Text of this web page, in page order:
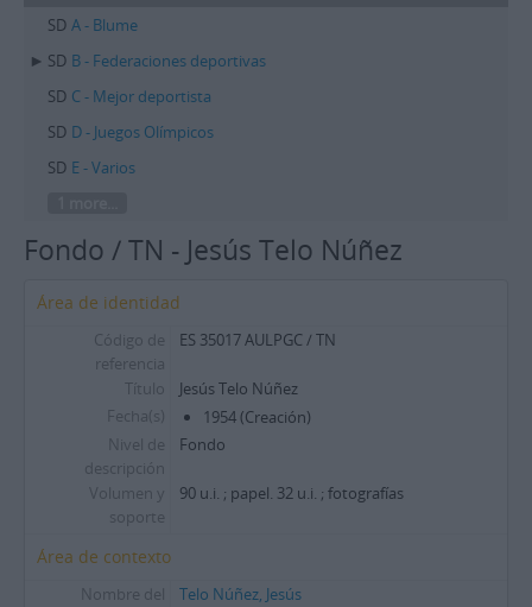
SD A - Blume
SD B - Federaciones deportivas
SD C - Mejor deportista
SD D - Juegos Olímpicos
SD E - Varios
Fondo / TN - Jesús Telo Núñez
Área de identidad
Código de
referencia
ES 35017 AULPGC / TN
Título
Jesús Telo Núñez
Fecha(s)
1954 (Creación)
Nivel de
descripción
Fondo
Volumen y
soporte
90 u.i. ; papel. 32 u.i. ; fotografías
Área de contexto
Nombre del
Telo Núñez, Jesús